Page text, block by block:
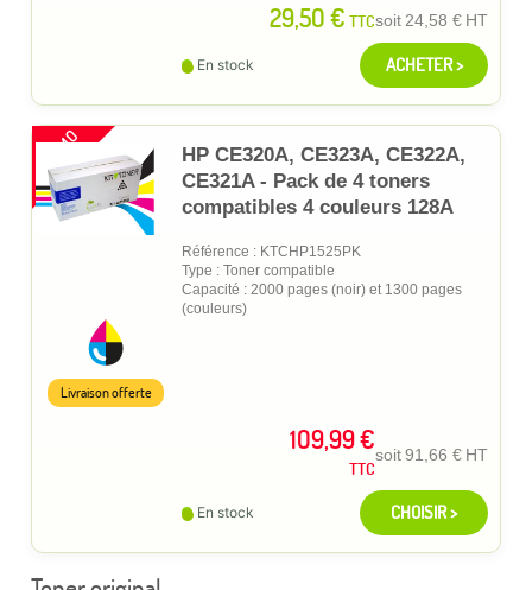
29,50 € TTCsoit24,58 € HT
En stock ACHETER >
PROMO
HP CE320A, CE323A, CE322A,
CE321A - Pack de 4 toners
compatibles 4 couleurs 128A
Référence : KTCHP1525PK
Type : Toner compatible
Capacité : 2000 pages (noir) et 1300 pages
(couleurs)
109,99 €
TTC
soit91,66 € HT
Livraison offerte
En stock CHOISIR >